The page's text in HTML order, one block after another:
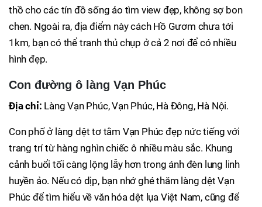
thồ cho các tín đồ sống ảo tìm view đẹp, không sợ bon
chen. Ngoài ra, địa điểm này cách Hồ Gươm chưa tới
1km, bạn có thể tranh thủ chụp ở cả 2 nơi để có nhiều
hình đẹp.
Con đường ô làng Vạn Phúc
Địa chỉ: Làng Vạn Phúc, Vạn Phúc, Hà Đông, Hà Nội.
Con phố ở làng dệt tơ tằm Vạn Phúc đẹp nức tiếng với
trang trí từ hàng nghìn chiếc ô nhiều màu sắc. Khung
cảnh buổi tối càng lộng lẫy hơn trong ánh đèn lung linh
huyền ảo. Nếu có dịp, bạn nhớ ghé thăm làng dệt Vạn
Phúc để tìm hiểu về văn hóa dệt lụa Việt Nam, cũng để